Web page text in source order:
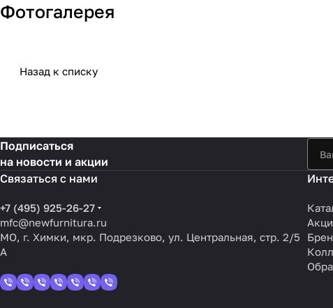
Фотогалерея
Назад к списку
Подписаться
на новости и акции
Связаться с нами
+7 (495) 925-26-27
mfc@newfurnitura.ru
МО, г. Химки, мкр. Подрезково, ул. Центральная, стр. 2/5
А